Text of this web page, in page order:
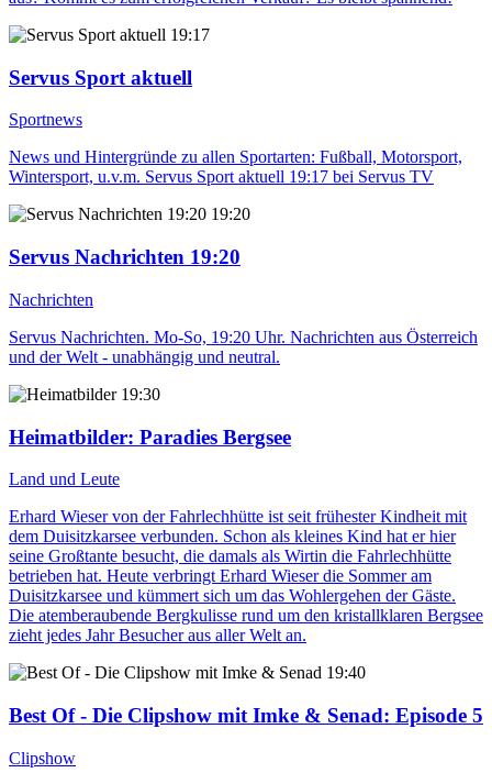
19:17
Servus Sport aktuell
Sportnews
News und Hintergründe zu allen Sportarten: Fußball, Motorsport,
Wintersport, u.v.m. Servus Sport aktuell 19:17 bei Servus TV
19:20
Servus Nachrichten 19:20
Nachrichten
Servus Nachrichten. Mo-So, 19:20 Uhr. Nachrichten aus Österreich
und der Welt - unabhängig und neutral.
19:30
Heimatbilder: Paradies Bergsee
Land und Leute
Erhard Wieser von der Fahrlechhütte ist seit frühester Kindheit mit
dem Duisitzkarsee verbunden. Schon als kleines Kind hat er hier
seine Großtante besucht, die damals als Wirtin die Fahrlechhütte
betrieben hat. Heute verbringt Erhard Wieser die Sommer am
Duisitzkarsee und kümmert sich um das Wohlergehen der Gäste.
Die atemberaubende Bergkulisse rund um den kristallklaren Bergsee
zieht jedes Jahr Besucher aus aller Welt an.
19:40
Best Of - Die Clipshow mit Imke & Senad: Episode 5
Clipshow